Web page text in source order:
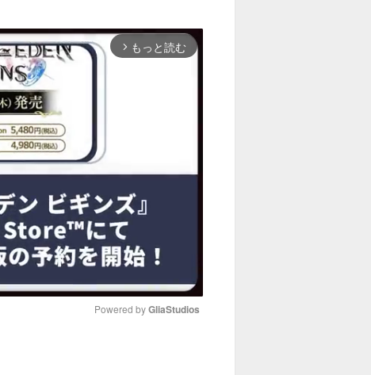
arrow_forward_ios もっと読む
Powered by GliaStudios